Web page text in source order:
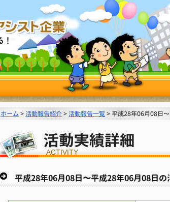
ホーム>活動報告紹介>活動報告一覧> 平成28年06月08日
平成28年06月08日〜平成28年06月08日の